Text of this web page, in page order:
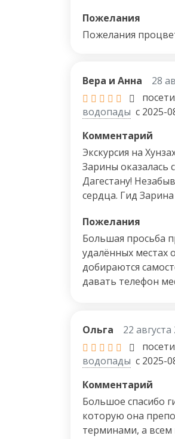
двери были
конечно же,
Пожелания
Пожелания
Вера и Анна
28
водопады с 2025-
Комментарий
Экскурсия на
Зарины оказалась
Дагестану!
сердца. Гид
чурчхелла,
национальных
туристу, огромное
чуткость!
Пожелания
Большая просьба
удалённых местах
добираются
давать телефон
встречи на
всегда
Ольга
22
водопады с 2025-
Комментарий
Большое спасибо
которую она
терминами, а